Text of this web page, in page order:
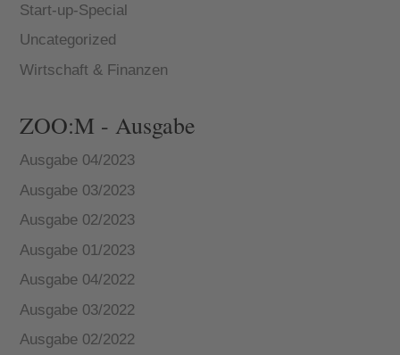
Start-up-Special
Uncategorized
Wirtschaft & Finanzen
ZOO:M - Ausgabe
Ausgabe 04/2023
Ausgabe 03/2023
Ausgabe 02/2023
Ausgabe 01/2023
Ausgabe 04/2022
Ausgabe 03/2022
Ausgabe 02/2022